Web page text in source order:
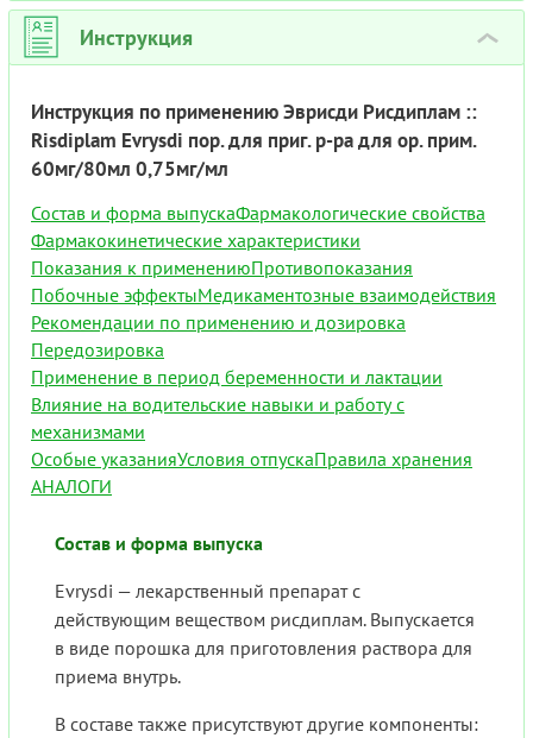
Инструкция ›
Инструкция по применению Эврисди Рисдиплам ::
Risdiplam Evrysdi пор. для приг. р-ра для ор. прим.
60мг/80мл 0,75мг/мл
Состав и форма выпускаФармакологические свойства
Фармакокинетические характеристики
Показания к применениюПротивопоказания
Побочные эффектыМедикаментозные взаимодействия
Рекомендации по применению и дозировка
Передозировка
Применение в период беременности и лактации
Влияние на водительские навыки и работу с
механизмами
Особые указанияУсловия отпускаПравила хранения
АНАЛОГИ
Состав и форма выпуска
Evrysdi — лекарственный препарат с
действующим веществом рисдиплам. Выпускается
в виде порошка для приготовления раствора для
приема внутрь.
В составе также присутствуют другие компоненты: